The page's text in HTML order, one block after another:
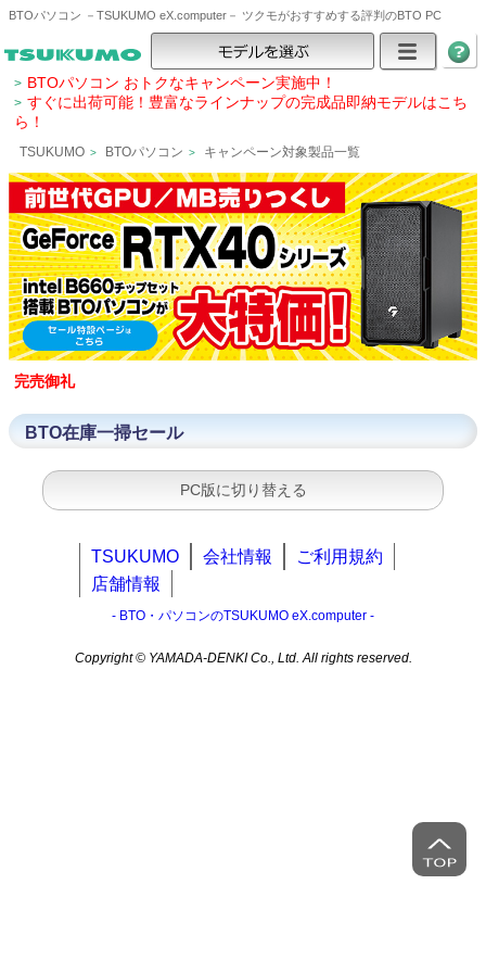
BTOパソコン －TSUKUMO eX.computer－ ツクモがおすすめする評判のBTO PC
> BTOパソコン おトクなキャンペーン実施中！
> すぐに出荷可能！豊富なラインナップの完成品即納モデルはこち
ら！
TSUKUMO > BTOパソコン > キャンペーン対象製品一覧
完売御礼
BTO在庫一掃セール
PC版に切り替える
TSUKUMO 会社情報
ご利用規約
店舗情報
- BTO・パソコンのTSUKUMO eX.computer -
Copyright © YAMADA-DENKI Co., Ltd. All rights reserved.